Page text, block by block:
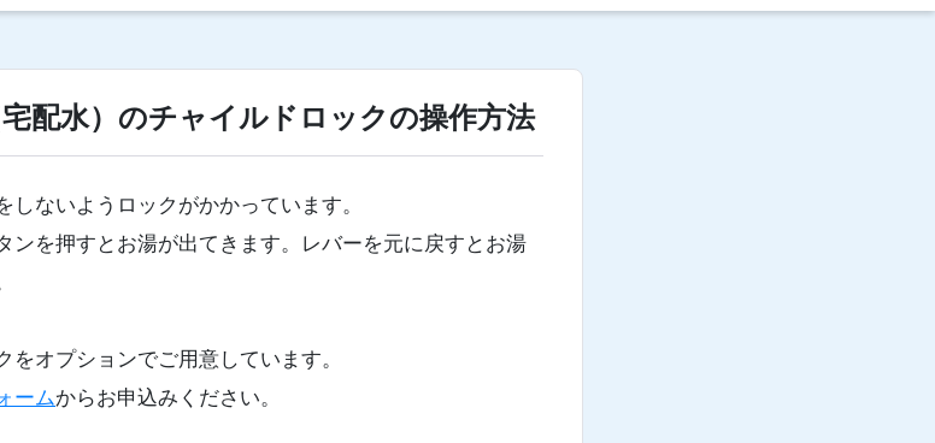
配水）のチャイルドロックの操作方法
ないようロックがかかっています。
ンを押すとお湯が出てきます。レバーを元に戻すとお湯
オプションでご用意しています。
ームからお申込みください。